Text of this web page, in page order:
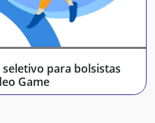
para bolsistas
Game